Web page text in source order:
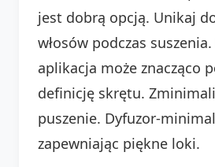
jest dobrą opcją. Unikaj
włosów podczas
aplikacja może znacząco
definicję skrętu.
puszenie. Dyfuzor-
zapewniając piękne loki.